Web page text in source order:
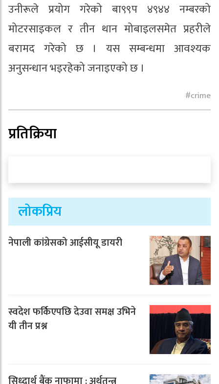
उनीरूले प्रयोग गरेको बा९९प ४९४४ नम्बरको
मोटरसाइकल र तीन थान मोबाइलसमेत प्रहरीले
बरामद गरेको छ । यस सम्बन्धमा आवश्यक
अनुसन्धान भइरहेको जनाइएको छ ।
crime
प्रतिक्रिया
लोकप्रिय
नेपाली कांग्रेसको आईसीयू डायरी
स्वदेश फर्किएपछि देउवा समक्ष उभिने
यी तीन प्रश्न